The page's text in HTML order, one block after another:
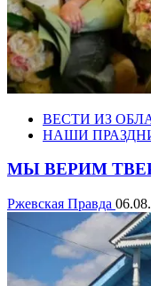
ВЕСТИ ИЗ
НАШИ
МЫ ВЕРИМ
Ржевская Правда